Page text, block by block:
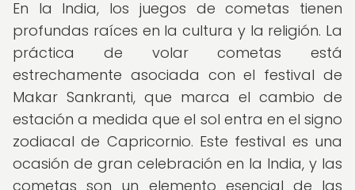
En la India, los juegos de cometas tienen
profundas raíces en la cultura y la religión. La
práctica de volar cometas está
estrechamente asociada con el festival de
Makar Sankranti, que marca el cambio de
estación a medida que el sol entra en el signo
zodiacal de Capricornio. Este festival es una
ocasión de gran celebración en la India, y las
cometas son un elemento esencial de las